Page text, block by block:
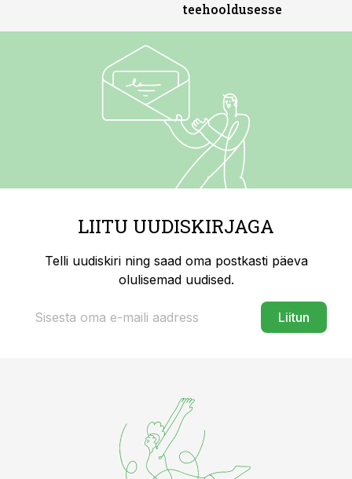
teehooldusesse
LIITU UUDISKIRJAGA
Telli uudiskiri ning saad oma postkasti päeva
olulisemad uudised.
Liitun